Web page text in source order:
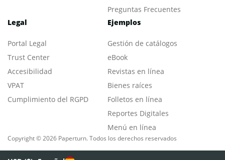
Preguntas Frecuentes
Legal
Portal Legal
Trust Center
Accesibilidad
VPAT
Cumplimiento del RGPD
Ejemplos
Gestión de catálogos
eBook
Revistas en línea
Bienes raíces
Folletos en línea
Reportes Digitales
Menú en línea
Copyright © 2026 Paperturn. Todos los derechos reservados